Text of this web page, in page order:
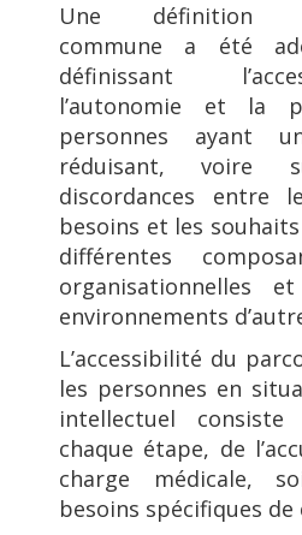
Une définition
commune a été
définissant
l’autonomie et la
personnes ayant
réduisant, voire
discordances entre
besoins et les
différentes
organisationnelles
environnements
L’accessibilité du
les personnes en
intellectuel
chaque étape, de
charge médicale,
besoins spécifiques